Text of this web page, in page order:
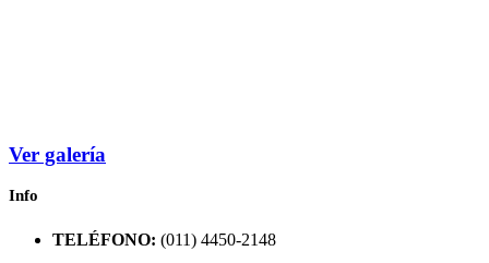
Ver galería
Info
TELÉFONO: (011) 4450-2148